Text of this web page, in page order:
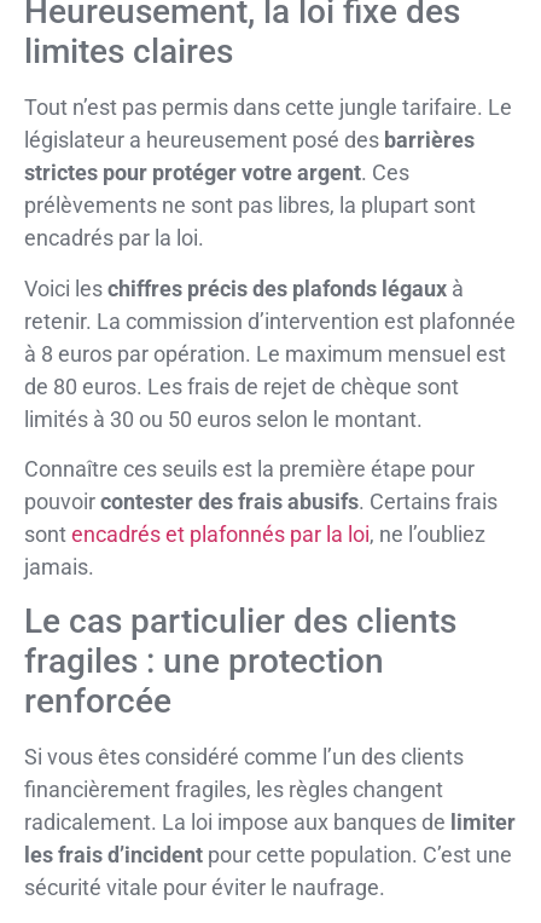
Heureusement, la loi fixe des
limites claires
Tout n’est pas permis dans cette jungle tarifaire. Le
législateur a heureusement posé des barrières
strictes pour protéger votre argent. Ces
prélèvements ne sont pas libres, la plupart sont
encadrés par la loi.
Voici leschiffres précis des plafonds légaux à
retenir. La commission d’intervention est plafonnée
à 8 euros par opération. Le maximum mensuel est
de 80 euros. Les frais de rejet de chèque sont
limités à 30 ou 50 euros selon le montant.
Connaître ces seuils est la première étape pour
pouvoircontester des frais abusifs. Certains frais
sontencadrés et plafonnés par la loi, ne l’oubliez
jamais.
Le cas particulier des clients
fragiles : une protection
renforcée
Si vous êtes considéré comme l’un des clients
financièrement fragiles, les règles changent
radicalement. La loi impose aux banques de limiter
les frais d’incident pour cette population. C’est une
sécurité vitale pour éviter le naufrage.